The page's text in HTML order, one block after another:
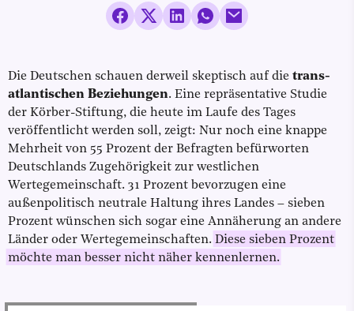
Die Deutschen schauen derweil skeptisch auf die trans-
atlantischen Beziehungen. Eine repräsentative Studie
der Körber-Stiftung, die heute im Laufe des Tages
veröffentlicht werden soll, zeigt: Nur noch eine knappe
Mehrheit von 55 Prozent der Befragten befürworten
Deutschlands Zugehörigkeit zur westlichen
Wertegemeinschaft. 31 Prozent bevorzugen eine
außenpolitisch neutrale Haltung ihres Landes – sieben
Prozent wünschen sich sogar eine Annäherung an andere
Länder oder Wertegemeinschaften. Diese sieben Prozent
möchte man besser nicht näher kennenlernen.